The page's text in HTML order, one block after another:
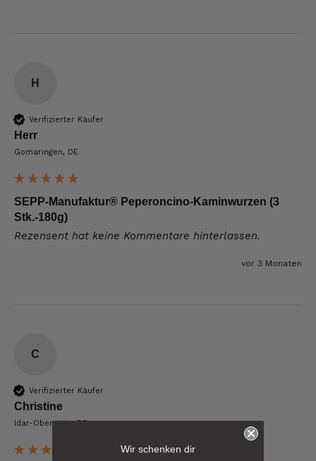
H
Verifizierter Käufer
Herr
Gomaringen, DE
SEPP-Manufaktur® Peperoncino-Kaminwurzen (3
Stk.-180g)
Rezensent hat keine Kommentare hinterlassen.
vor 3 Monaten
C
Verifizierter Käufer
Christine
Idar-Oberstein, DE
Wir schenken dir